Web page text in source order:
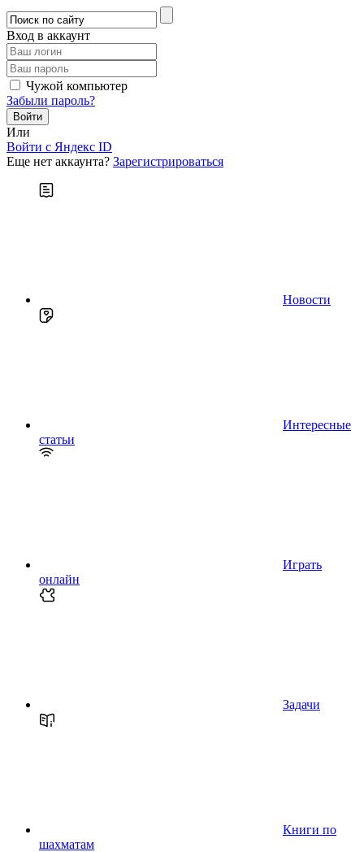
Вход в аккаунт
Чужой компьютер
Забыли пароль?
Или
Войти c Яндекс ID
Еще нет аккаунта? Зарегистрироваться
Новости
Интересные
статьи
Играть
онлайн
Задачи
Книги по
шахматам